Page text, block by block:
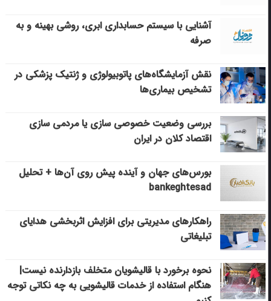
آشنایی با سیستم حسابداری ابری، روشی بهینه و به
صرفه
نقش آزمایشگاه‌های پاتوبیولوژی و ژنتیک پزشکی در
تشخیص بیماری‌ها
بررسی وضعیت خصوصی سازی یا مردمی سازی
اقتصاد کلان در ایران
بورس‌های جهان و آینده پیش روی آن‌ها + تحلیل
bankeghtesad
راهکارهای مدیریتی برای افزایش اثربخشی هدایای
تبلیغاتی
نحوه برخورد با قالیشویان متخلف بازدارنده نیست|
هنگام استفاده از خدمات قالیشویی به چه نکاتی توجه